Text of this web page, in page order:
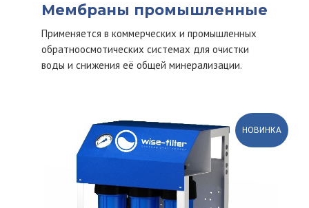
Мембраны промышленные
Применяется в коммерческих и промышленных
обратноосмотических системах для очистки
воды и снижения её общей минерализации.
НОВИНКА